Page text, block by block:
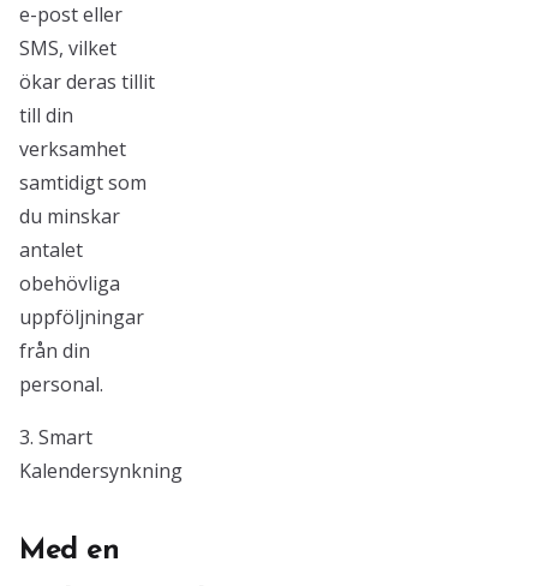
e-post eller
SMS, vilket
ökar deras tillit
till din
verksamhet
samtidigt som
du minskar
antalet
obehövliga
uppföljningar
från din
personal.
3. Smart
Kalendersynkning
Med en